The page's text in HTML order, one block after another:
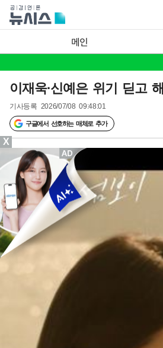
메인
이재욱·신예은 위기 딛고
기사등록 2026/07/08 09:48:01
구글에서 선호하는 매체로 추가
X